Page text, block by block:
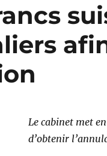
Le cabinet met
d’obtenir